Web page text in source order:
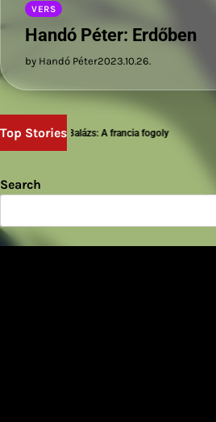
VERS
Handó Péter: Erdőben
by Handó Péter2023.10.26.
Top Stories
Sziwery Balázs: A francia fogoly
Search